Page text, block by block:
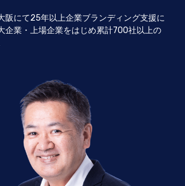
阪にて25年以上企業ブランディング支援に
企業・上場企業をはじめ累計700社以上の